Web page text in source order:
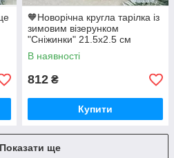
🧡Новорічна кругла тарілка із
зимовим візерунком
"Сніжинки" 21.5х2.5 см
В наявності
812 ₴
Купити
Показати ще